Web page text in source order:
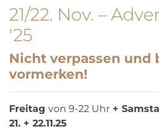
21/22. Nov. –
'25
Nicht verpassen und
vormerken!
Freitag von 9-22 Uhr +
21. + 22.11.25